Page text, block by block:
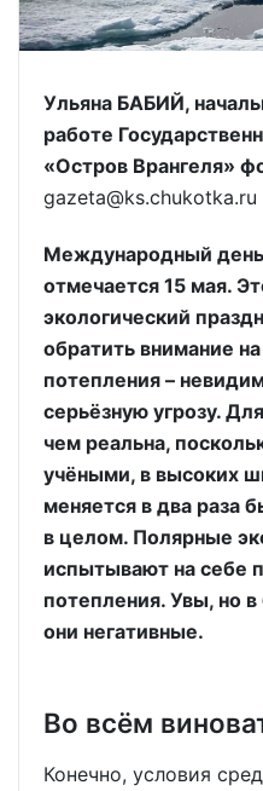
Ульяна БАБИЙ,
работе
«Остров Врангеля»
gazeta@ks.chukotka.ru
Международный
отмечается 15 мая.
экологический
обратить внимание
потепления –
серьёзную угрозу.
чем реальна,
учёными, в высоких
меняется в два раза
в целом. Полярные
испытывают на себе
потепления. Увы, но
они негативные.
Во всём
Конечно, условия